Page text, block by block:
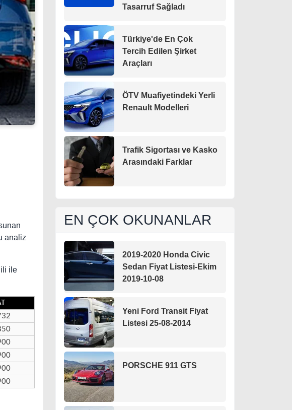
analiz
ile
Tasarruf Sağladı
Türkiye'de En Çok
Tercih Edilen Şirket
Araçları
ÖTV Muafiyetindeki Yerli
Renault Modelleri
Trafik Sigortası ve Kasko
Arasındaki Farklar
EN ÇOK OKUNANLAR
2019-2020 Honda Civic
Sedan Fiyat Listesi-Ekim
2019-10-08
Yeni Ford Transit Fiyat
Listesi 25-08-2014
PORSCHE 911 GTS